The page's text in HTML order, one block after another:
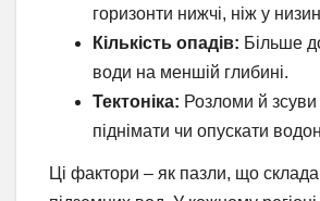
горизонти нижчі, ніж у
Кількість опадів: Більше
води на меншій глибині.
Тектоніка: Розломи й
піднімати чи опускати
Ці фактори – як пазли, що